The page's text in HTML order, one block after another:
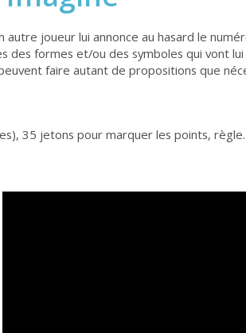
autre joueur lui annonce au hasard le
des formes et/ou des symboles qui vont
faire autant de propositions que
35 jetons pour marquer les points, règle.